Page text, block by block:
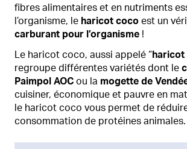
fibres alimentaires et en nutriments
l’organisme, le haricot coco est un
carburant pour l’organisme !
Le haricot coco, aussi appelé “ haricot
regroupe différentes variétés dont le
Paimpol AOC ou la mogette de
cuisiner, économique et pauvre en
le haricot coco vous permet de
consommation de protéines animales.